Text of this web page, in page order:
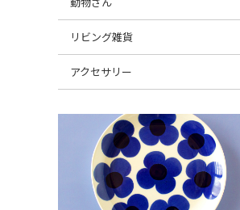
星型ボウル
スープカップ
そば猪口・フリーカップ
ココット
薬味入れ
六角形ポット
ボトル
すべて見る
オーバルオーブンディッシュ
すべて見る
花瓶
フィギュア・置物
貯金箱
オーナメント
クリーマー
リビング雑貨
スツール
バス・洗面用品
家具小物
小物入れ
アクセサリー
ペンダントトップ
すべて見る